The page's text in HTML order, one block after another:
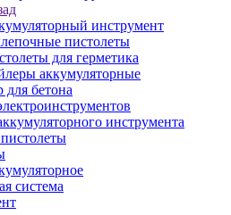
инструмент
пистолеты
для герметика
аккумуляторные
для бетона
инструмента
система